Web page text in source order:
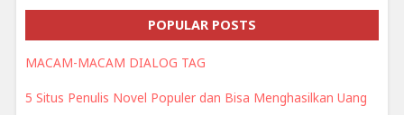
POPULAR POSTS
MACAM-MACAM DIALOG TAG
5 Situs Penulis Novel Populer dan Bisa Menghasilkan Uang